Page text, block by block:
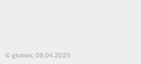
© glomex, 08.04.2025